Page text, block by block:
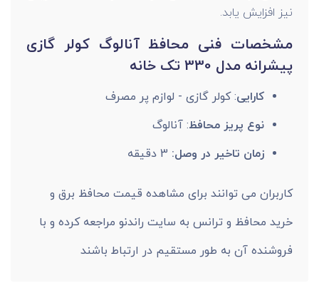
نیز افزایش یابد.
مشخصات فنی محافظ آنالوگ کولر گازی
پیشرانه مدل 330 تک خانه
کارایی: کولر گازی - لوازم پر مصرف
نوع پریز محافظ: آنالوگ
زمان تاخیر در وصل:
کاربران می توانند برای مشاهده قیمت محافظ برق و
خرید محافظ و ترانس به سایت راندنو مراجعه کرده و با
فروشنده آن به طور مستقیم در ارتباط باشند